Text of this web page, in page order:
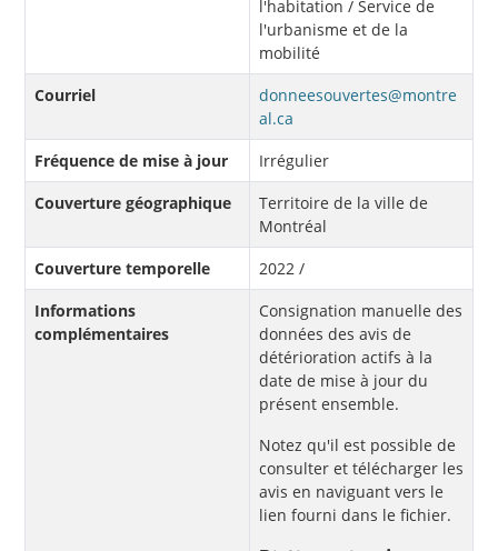
l'habitation / Service de
l'urbanisme et de la
mobilité
Courriel
donneesouvertes@montre
al.ca
Fréquence de mise à jour
Irrégulier
Couverture géographique
Territoire de la ville de
Montréal
Couverture temporelle
2022 /
Informations
complémentaires
Consignation manuelle des
données des avis de
détérioration actifs à la
date de mise à jour du
présent ensemble.
Notez qu'il est possible de
consulter et télécharger les
avis en naviguant vers le
lien fourni dans le fichier.